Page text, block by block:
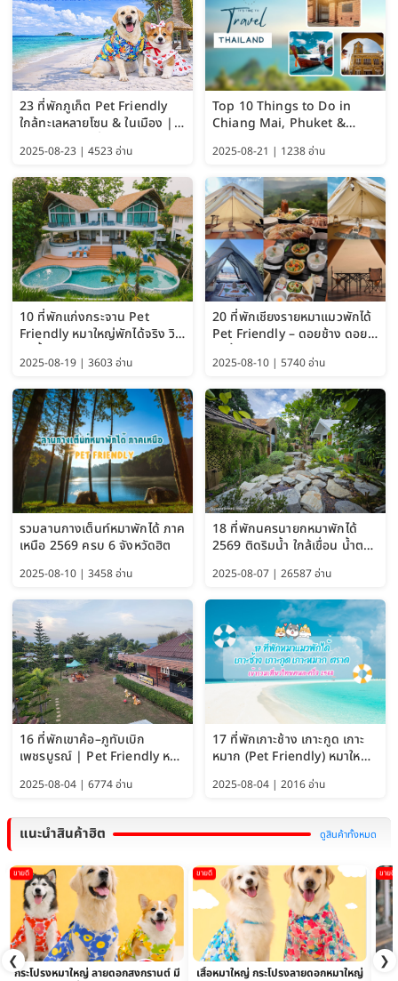
23 ที่พักภูเก็ต Pet Friendly
ใกล้ทะเลหลายโซน & ในเมือง |
2025-08-23 | 4523 อ่าน
Top 10 Things to Do in
Chiang Mai, Phuket &
Guide 2025)
2025-08-21 | 1238 อ่าน
10 ที่พักแก่งกระจาน Pet
Friendly หมาใหญ่พักได้จริง วิว
2025-08-19 | 3603 อ่าน
20 ที่พักเชียงรายหมาแมวพักได้
Pet Friendly – ดอยช้าง ดอย
2025-08-10 | 5740 อ่าน
รวมลานกางเต็นท์หมาพักได้ ภาค
เหนือ 2569 ครบ 6 จังหวัดฮิต
2025-08-10 | 3458 อ่าน
18 ที่พักนครนายกหมาพักได้
2569 ติดริมน้ำ ใกล้เขื่อน น้ำตก
ได้
2025-08-07 | 26587 อ่าน
16 ที่พักเขาค้อ–ภูทับเบิก
เพชรบูรณ์ | Pet Friendly หมา
2025-08-04 | 6774 อ่าน
17 ที่พักเกาะช้าง เกาะกูด เกาะ
หมาก (Pet Friendly) หมาใหญ่
2025-08-04 | 2016 อ่าน
แนะนำสินค้าฮิต ดูสินค้าทั้งหมด
❮ ❯
ขายดี
กระโปรงหมาใหญ่ ลายดอกสงกรานต์ มี
ขายดี
เสื้อหมาใหญ่ กระโปรงลายดอกหมาใหญ่
ขายดี